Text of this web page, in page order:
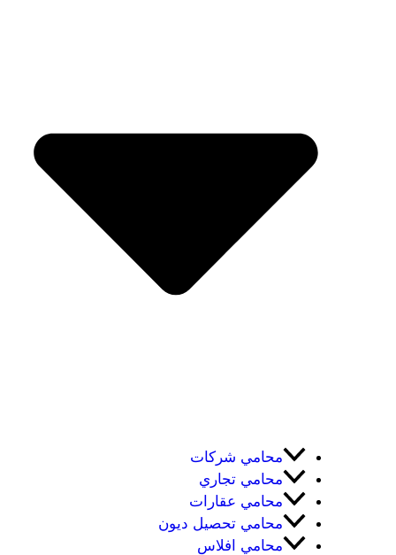
محامي شركات
محامي تجاري
محامي عقارات
محامي تحصيل ديون
محامي افلاس